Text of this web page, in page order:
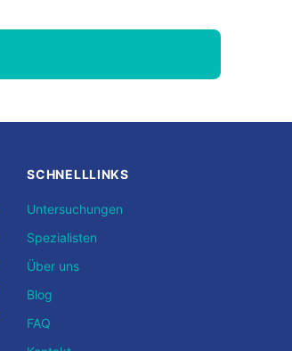
SCHNELLLINKS
Untersuchungen
Spezialisten
Über uns
Blog
FAQ